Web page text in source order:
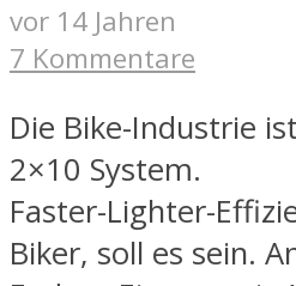
vor 14 Jahren
7 Kommentare
Die Bike-Industrie
2×10 System.
Faster-Lighter-
Biker, soll es sein.